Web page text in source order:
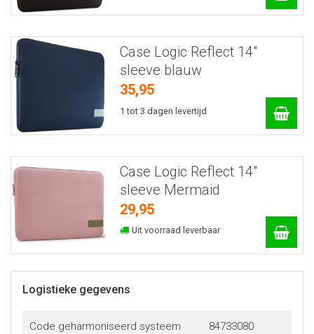
Case Logic Reflect 14"
sleeve blauw
35,95
1 tot 3 dagen levertijd
Case Logic Reflect 14"
sleeve Mermaid
29,95
Uit voorraad leverbaar
Logistieke gegevens
Code geharmoniseerd systeem
84733080